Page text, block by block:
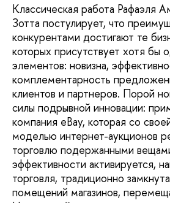
Классическая работа Рафаэля
Зотта постулирует, что
конкурен­тами достигают те
которых присутствует хотя бы
элементов: новизна,
комплементарность
клиентов и партнеров. Порой
силы подрывной инновации:
компания eBay, которая со
моделью интернет-аукционов
торговлю подержанными
эффективности активируется,
торговля, традици­онно
помещений магазинов,